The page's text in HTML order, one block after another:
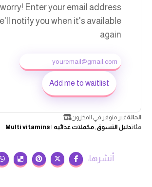
Enter your email address
notify you when it's available
again
Add me to waitlist
الحالةغير متوفر في المخزون
فئاتدليل التسوق,مكملات غذائيه | Multi vitamins